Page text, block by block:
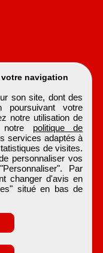
navigation
son site, dont des
poursuivant votre
notre utilisation de
politique de
services adaptés à
de visites.
personnaliser vos
Par
changer d'avis en
situé en bas de